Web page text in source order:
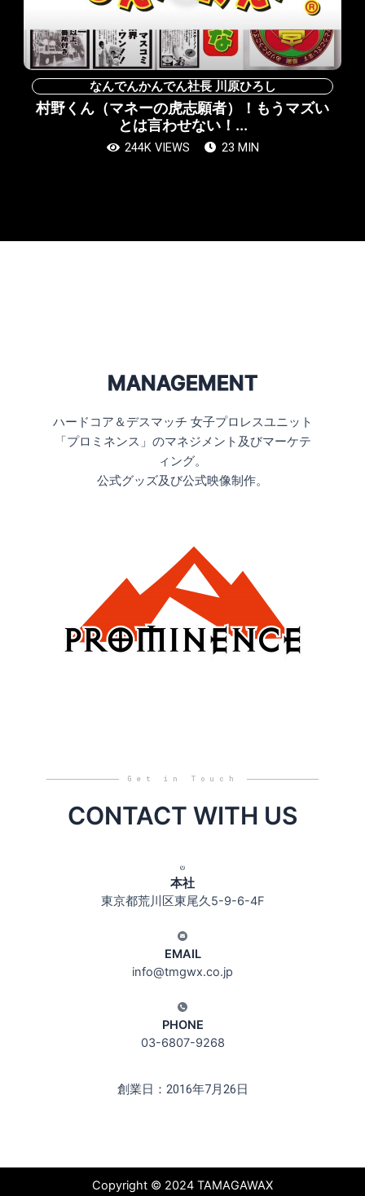
再
生
なんでんかんでん社長 川原ひろし
村野くん（マネーの虎志願者）！もうマズい
とは言わせない！...
244K VIEWS 23 MIN
MANAGEMENT
ハードコア＆デスマッチ 女子プロレスユニット
「プロミネンス」のマネジメント及びマーケテ
ィング。
公式グッズ及び公式映像制作。
Get in Touch
CONTACT WITH US
本社
東京都荒川区東尾久5-9-6-4F
EMAIL
info@tmgwx.co.jp
PHONE
03-6807-9268
創業日： 2016年7月26日
Copyright © 2024 TAMAGAWAX